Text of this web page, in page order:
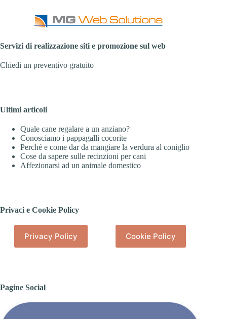
Servizi di realizzazione siti e promozione sul web
Chiedi un preventivo gratuito
Ultimi articoli
Quale cane regalare a un anziano?
Conosciamo i pappagalli cocorite
Perché e come dar da mangiare la verdura al coniglio
Cose da sapere sulle recinzioni per cani
Affezionarsi ad un animale domestico
Privaci e Cookie Policy
Privacy Policy Cookie Policy
Pagine Social